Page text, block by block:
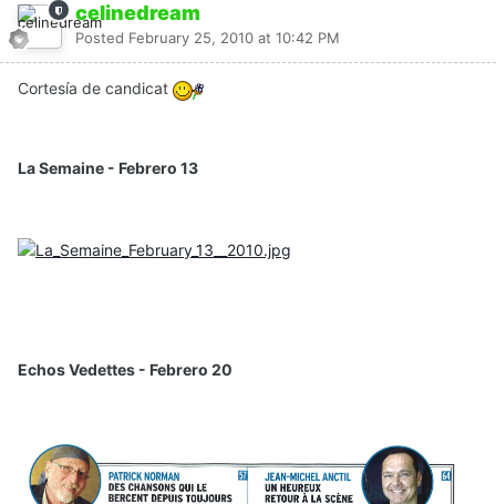
celinedream
Posted February 25, 2010 at 10:42 PM
Cortesía de candicat
La Semaine - Febrero 13
Echos Vedettes - Febrero 20